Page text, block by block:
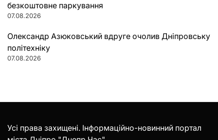
безкоштовне паркування
07.08.2026
Олександр Азюковський вдруге очолив Дніпровську
політехніку
07.08.2026
Усі права захищені. Інформаційно-новинний портал